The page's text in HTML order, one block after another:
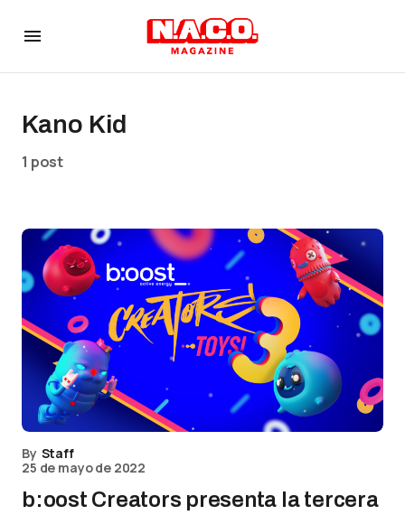
Kano Kid
1 post
By Staff
25 de mayo de 2022
b:oost Creators presenta la tercera